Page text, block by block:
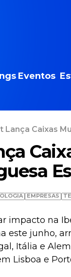
Eventos
Lança Caixas
EMPRESAS
impacto na
este junho,
Itália e
Lisboa e